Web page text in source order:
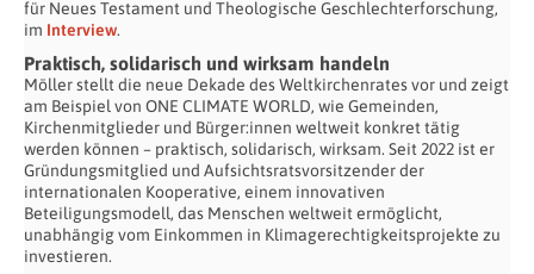
für Neues Testament und Theologische Geschlechterforschung,
im Interview.
Praktisch, solidarisch und wirksam handeln
Möller stellt die neue Dekade des Weltkirchenrates vor und zeigt
am Beispiel von ONE CLIMATE WORLD, wie Gemeinden,
Kirchenmitglieder und Bürger:innen weltweit konkret tätig
werden können – praktisch, solidarisch, wirksam. Seit 2022 ist er
Gründungsmitglied und Aufsichtsratsvorsitzender der
internationalen Kooperative, einem innovativen
Beteiligungsmodell, das Menschen weltweit ermöglicht,
unabhängig vom Einkommen in Klimagerechtigkeitsprojekte zu
investieren.